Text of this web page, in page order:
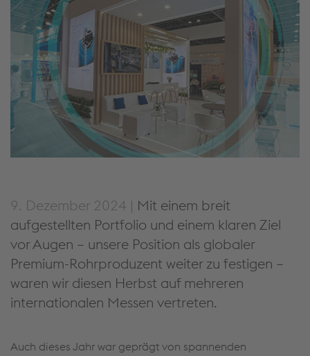
9. Dezember 2024 | Mit einem breit
aufgestellten Portfolio und einem klaren Ziel
vor Augen – unsere Position als globaler
Premium-Rohrproduzent weiter zu festigen –
waren wir diesen Herbst auf mehreren
internationalen Messen vertreten.
Auch dieses Jahr war geprägt von spannenden